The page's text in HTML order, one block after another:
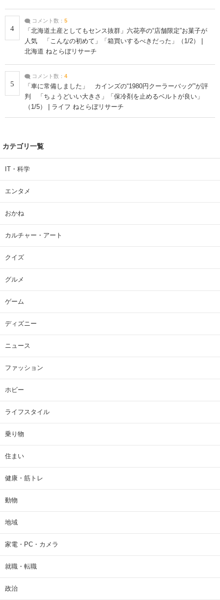
4
コメント数： 5
「北海道土産としてもセンス抜群」六花亭の“店舗限定”お菓子が
人気 「こんなの初めて」「箱買いするべきだった」（1/2） |
北海道 ねとらぼリサーチ
5
コメント数： 4
「車に常備しました」 カインズの“1980円クーラーバッグ”が評
判 「ちょうどいい大きさ」「保冷剤を止めるベルトが良い」
（1/5） | ライフ ねとらぼリサーチ
カテゴリ一覧
IT・科学
エンタメ
おかね
カルチャー・アート
クイズ
グルメ
ゲーム
ディズニー
ニュース
ファッション
ホビー
ライフスタイル
乗り物
住まい
健康・筋トレ
動物
地域
家電・PC・カメラ
就職・転職
政治